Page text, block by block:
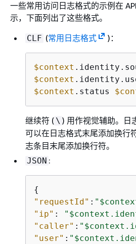
$context.waf.status
一些常用访问日志格式的示例在
示，下面列出了这些格式。
CLF (常用日志格式 )：
$context
$context
$context .status
继续符 ( \ ) 用作视觉辅助。日
可以在日志格式末尾添加换行
志条目末尾添加换行符。
JSON :
{
"requestId" :
"ip" :
"caller" :
"user" :